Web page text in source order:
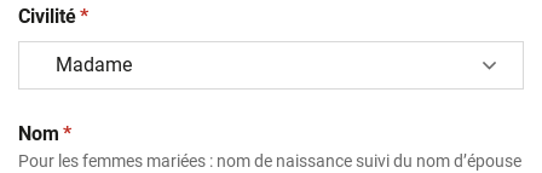
Civilité(obligatoire)
*
Nom (obligatoire)
*
Pour les femmes mariées : nom de naissance suivi du nom d’épouse